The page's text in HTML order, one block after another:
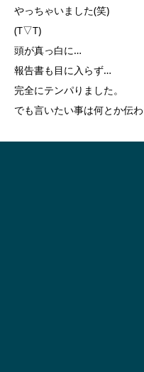
やっちゃいました(笑)
(T▽T)
頭が真っ白に…
報告書も目に入らず…
完全にテンパりました。
でも言いたい事は何とか伝